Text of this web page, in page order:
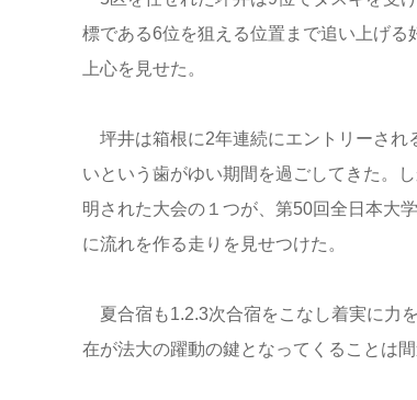
標である6位を狙える位置まで追い上げ
上心を見せた。
坪井は箱根に2年連続にエントリーされ
いという歯がゆい期間を過ごしてきた。
明された大会の１つが、第50回全日本大
に流れを作る走りを見せつけた。
夏合宿も1.2.3次合宿をこなし着実に力
在が法大の躍動の鍵となってくることは